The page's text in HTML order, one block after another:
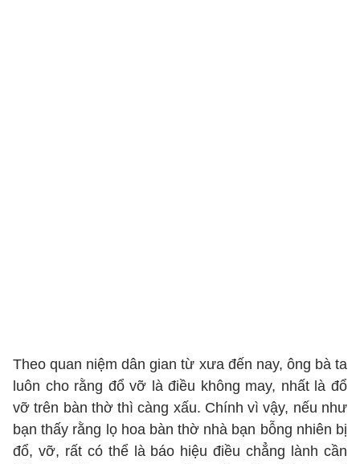
Theo quan niệm dân gian từ xưa đến nay, ông bà ta
luôn cho rằng đổ vỡ là điều không may, nhất là đổ
vỡ trên bàn thờ thì càng xấu. Chính vì vậy, nếu như
bạn thấy rằng lọ hoa bàn thờ nhà bạn bỗng nhiên bị
đổ, vỡ, rất có thể là báo hiệu điều chẳng lành cần